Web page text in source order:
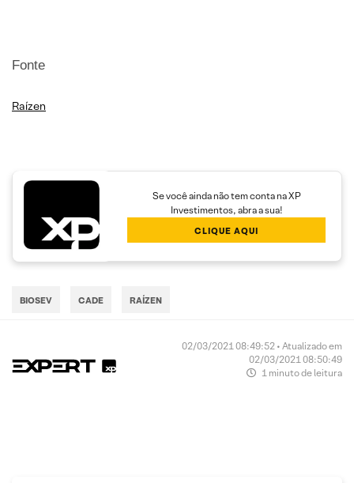
Fonte
Raízen
Se você ainda não tem conta na XP
Investimentos, abra a sua!
CLIQUE AQUI
BIOSEV CADE RAÍZEN
02/03/2021 08:49:52 • Atualizado em
02/03/2021 08:50:49
1 minuto de leitura